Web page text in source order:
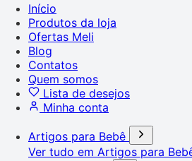
Início
Produtos da loja
Ofertas Meli
Blog
Contatos
Quem somos
Lista de desejos
Minha conta
Artigos para Bebê
Ver tudo em Artigos para